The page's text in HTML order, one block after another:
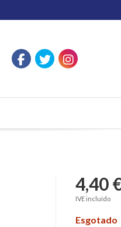
4,40
IVE incluído
Esgotado